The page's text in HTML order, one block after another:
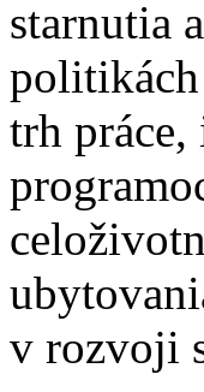
starnutia
politikách
trh
v rozvoji